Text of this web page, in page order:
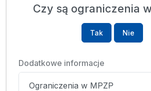
Czy są ograniczenia
Tak Nie
Dodatkowe informacje
Ograniczenia w MPZP